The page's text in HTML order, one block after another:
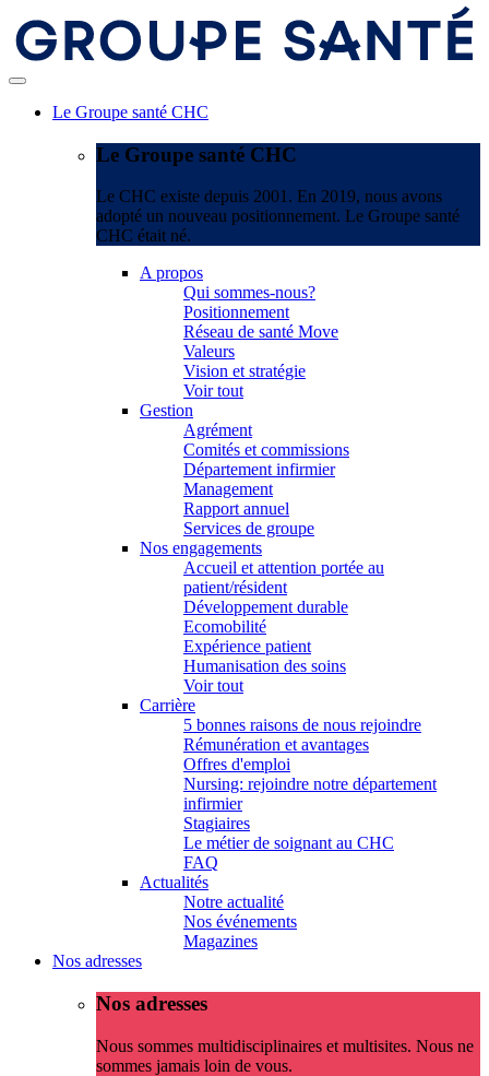
Le Groupe santé CHC
Le Groupe santé CHC
Le CHC existe depuis 2001. En 2019, nous avons
adopté un nouveau positionnement. Le Groupe santé
CHC était né.
A propos
Qui sommes-nous?
Positionnement
Réseau de santé Move
Valeurs
Vision et stratégie
Voir tout
Gestion
Agrément
Comités et commissions
Département infirmier
Management
Rapport annuel
Services de groupe
Nos engagements
Accueil et attention portée au
patient/résident
Développement durable
Ecomobilité
Expérience patient
Humanisation des soins
Voir tout
Carrière
5 bonnes raisons de nous rejoindre
Rémunération et avantages
Offres d'emploi
Nursing: rejoindre notre département
infirmier
Stagiaires
Le métier de soignant au CHC
FAQ
Actualités
Notre actualité
Nos événements
Magazines
Nos adresses
Nos adresses
Nous sommes multidisciplinaires et multisites. Nous ne
sommes jamais loin de vous.